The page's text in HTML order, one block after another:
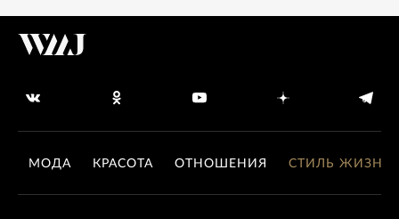
МОДА КРАСОТА ОТНОШЕНИЯ СТИЛЬ ЖИЗНИ